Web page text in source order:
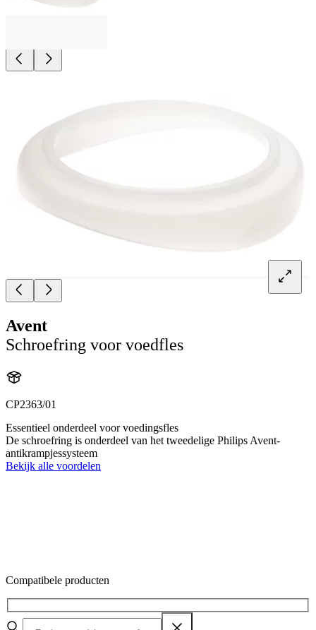
Avent
Schroefring voor voedfles
CP2363/01
Essentieel onderdeel voor voedingsfles
De schroefring is onderdeel van het tweedelige Philips Avent-
antikrampjessysteem
Bekijk alle voordelen
Compatibele producten